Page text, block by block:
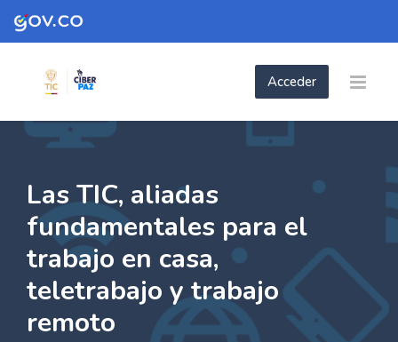
Skip to navigation
Skip to login form
Skip to footer
Saltar al contenido principal
Acceder
- Las TIC aliadas fundamentales para
Página Principal
- Las TIC aliadas fundamentales para el teletrabaj...
- Las TIC aliadas fundamentales para el
Las TIC, aliadas
fundamentales para el
trabajo en casa,
teletrabajo y trabajo
remoto